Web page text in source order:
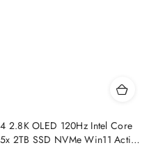
2.8K OLED 120Hz Intel Core
2TB SSD NVMe Win11 Active